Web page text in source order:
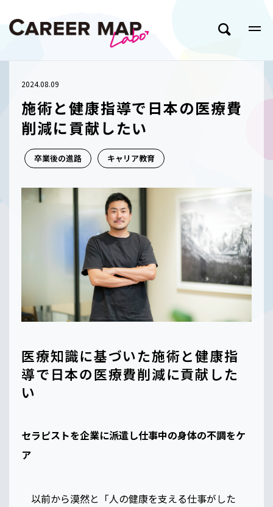
2024.08.09
施術と健康指導で日本の医療費
削減に貢献したい
卒業後の進路 キャリア教育
医療知識に基づいた施術と健康指
導で日本の医療費削減に貢献した
い
セラピストを企業に派遣し仕事中の身体の不調をケ
ア
以前から漠然と「人の健康を支える仕事がした